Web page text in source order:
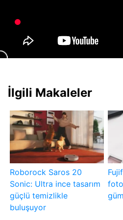
İlgili Makaleler
Roborock Saros 20
Sonic: Ultra ince tasarım
güçlü temizlikle
buluşuyor